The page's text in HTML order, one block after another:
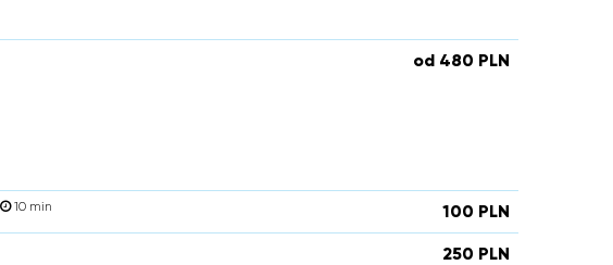
od 480 PLN
10 min 100 PLN
250 PLN